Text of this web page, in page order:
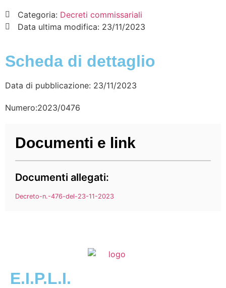
Categoria: Decreti commissariali
Data ultima modifica: 23/11/2023
Scheda di dettaglio
Data di pubblicazione: 23/11/2023
Numero:2023/0476
Documenti e link
Documenti allegati:
Decreto-n.-476-del-23-11-2023
E.I.P.L.I.